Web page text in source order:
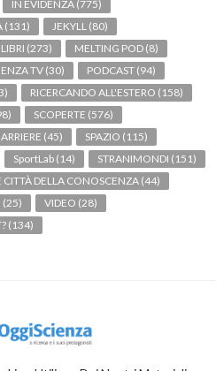
IN EVIDENZA (775)
(131) JEKYLL (80)
LIBRI (273) MELTING POD (8)
TV (30) PODCAST (94)
RICERCANDO ALL'ESTERO (158)
SCOPERTE (576)
(45) SPAZIO (115)
SportLab (14) STRANIMONDI (151)
CITTÀ DELLA CONOSCENZA (44)
(25) VIDEO (28)
(134)